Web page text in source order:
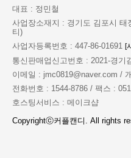
대표 : 정민철
사업장소재지 : 경기도 김포시 태
티)
사업자등록번호 : 447-86-01691 [
통신판매업신고번호 : 2021-경기
이메일 : jmc0819@naver.com /
전화번호 : 1544-8786 / 팩스 :
호스팅서비스 : 메이크샵
Copyrightⓒ커플캔디. All rights